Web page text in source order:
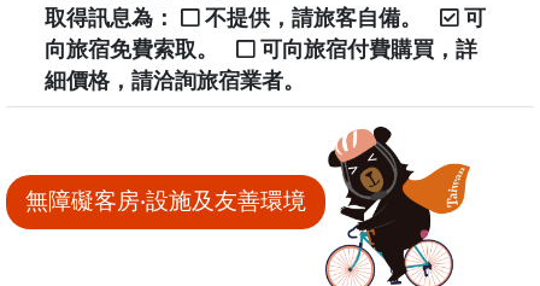
取得訊息為：
不提供，請旅客自備。
可
向旅宿免費索取。
可向旅宿付費購買，詳
細價格，請洽詢旅宿業者。
無障礙客房‧設施及友善環境